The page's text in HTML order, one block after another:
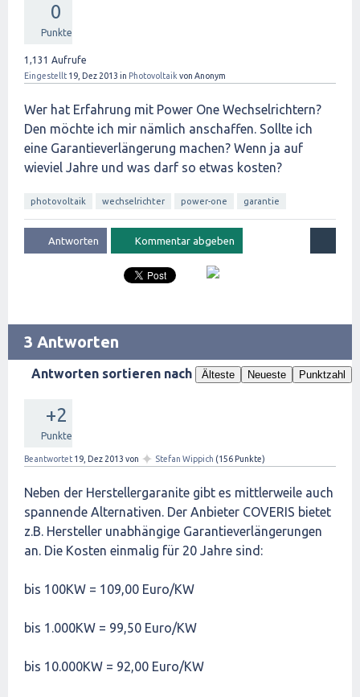
0
Punkte
1,131 Aufrufe
Eingestellt 19, Dez 2013 in Photovoltaik von Anonym
Wer hat Erfahrung mit Power One Wechselrichtern?
Den möchte ich mir nämlich anschaffen. Sollte ich
eine Garantieverlängerung machen? Wenn ja auf
wieviel Jahre und was darf so etwas kosten?
photovoltaik wechselrichter power-one garantie
3 Antworten
Antworten sortieren nach Älteste Neueste Punktzahl
+2
Punkte
Beantwortet 19, Dez 2013 von ✦ Stefan Wippich (156 Punkte)
Neben der Herstellergaranite gibt es mittlerweile auch
spannende Alternativen. Der Anbieter COVERIS bietet
z.B. Hersteller unabhängige Garantieverlängerungen
an. Die Kosten einmalig für 20 Jahre sind:
bis 100KW = 109,00 Euro/KW
bis 1.000KW = 99,50 Euro/KW
bis 10.000KW = 92,00 Euro/KW